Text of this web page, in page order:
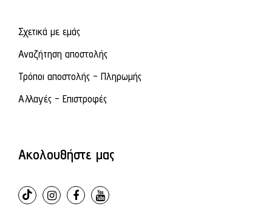
Σχετικά με εμάς
Αναζήτηση αποστολής
Τρόποι αποστολής - Πληρωμής
Αλλαγές - Επιστροφές
Ακολουθήστε μας